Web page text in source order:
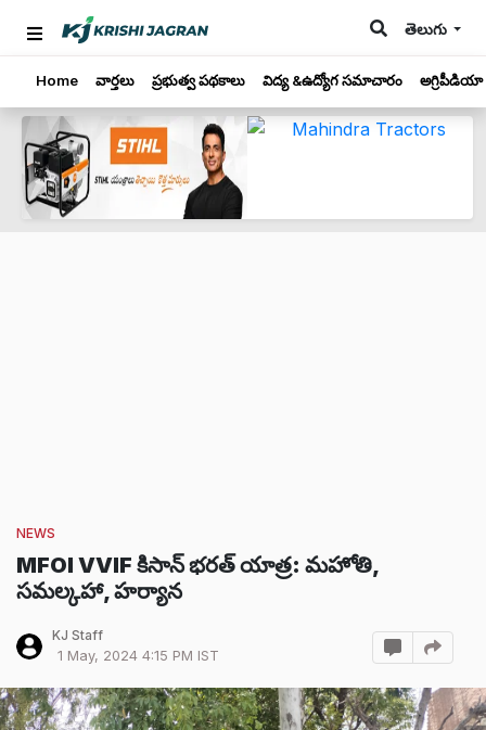
తెలుగు
Home వార్తలు ప్రభుత్వ పథకాలు విద్య &ఉద్యోగ సమాచారం అగ్రిపీడియా
NEWS
MFOI VVIF కిసాన్ భరత్ యాత్ర: మహోతి,
సమల్కహా, హర్యాన
KJ Staff
1 May, 2024 4:15 PM IST